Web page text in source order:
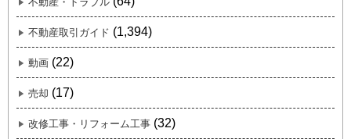
不動産取引ガイド (1,394)
動画 (22)
売却 (17)
改修工事・リフォーム工事 (32)